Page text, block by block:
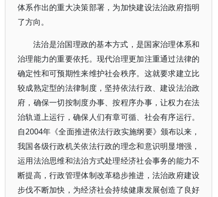
体系作出的重大决策部署，为加快建设法治政府指明
了方向。
法治是治国理政的基本方式，是国家治理体系和
治理能力的重要依托。现代治理更加注重通过法律的
确定性和可预期性来维护社会秩序。这就要求建立比
较成熟定型的法律制度，坚持依法行政、建设法治政
府，确保一切按制度办事、按程序办事，让权力在法
治轨道上运行，确保人们有章可循、社会有序运行。
自2004年《全面推进依法行政实施纲要》颁布以来，
我国各级行政机关依法行政的理念和意识明显增强，
运用法治思维和法治方式处理经济社会事务的能力不
断提高，行政管理体制改革稳步推进，法治政府建设
步伐不断加快，为经济社会持续健康发展创造了良好